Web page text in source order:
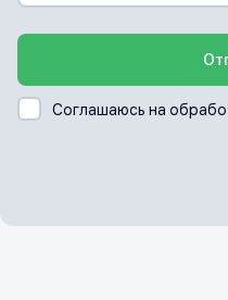
Соглашаюсь на